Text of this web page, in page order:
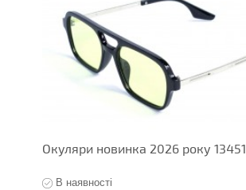
Окуляри новинка 2026 року 13451
В наявності